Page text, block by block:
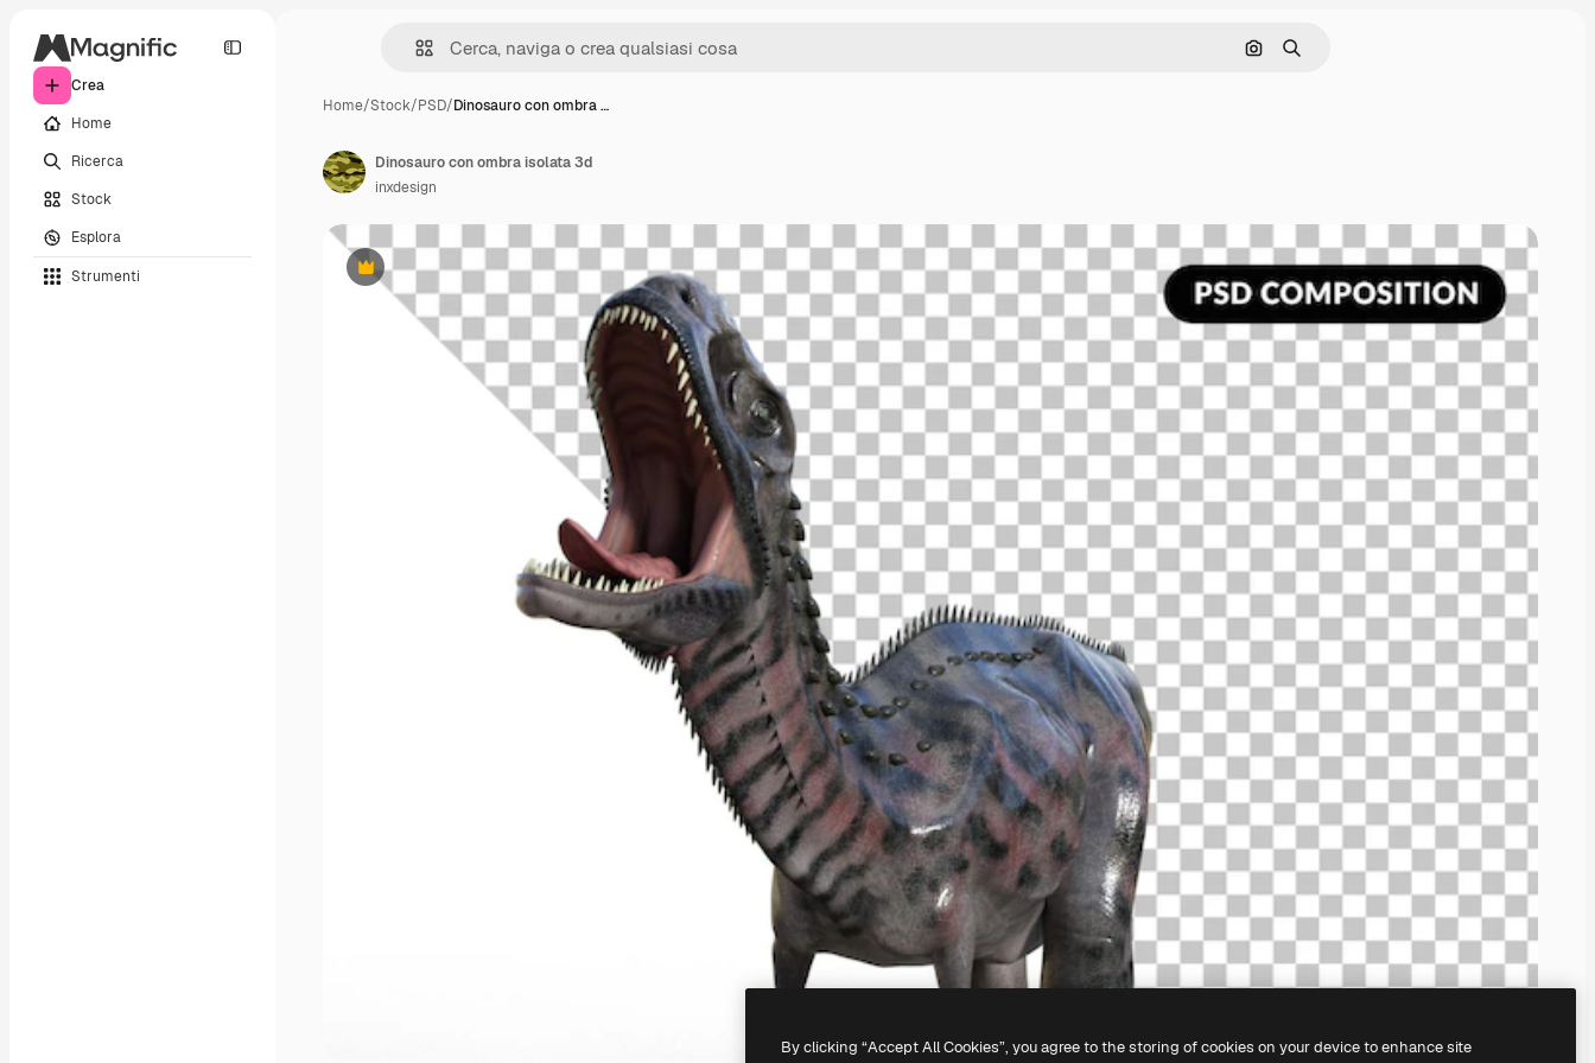
Crea
Home
Ricerca
Stock
Esplora
Strumenti
Cerca per immagine
Ricerca
Home/Stock/PSD/Dinosauro con ombra …
Premium
Dinosauro con ombra isolata 3d
inxdesign
By clicking “Accept All Cookies”, you agree to the storing of cookies on your device to enhance site